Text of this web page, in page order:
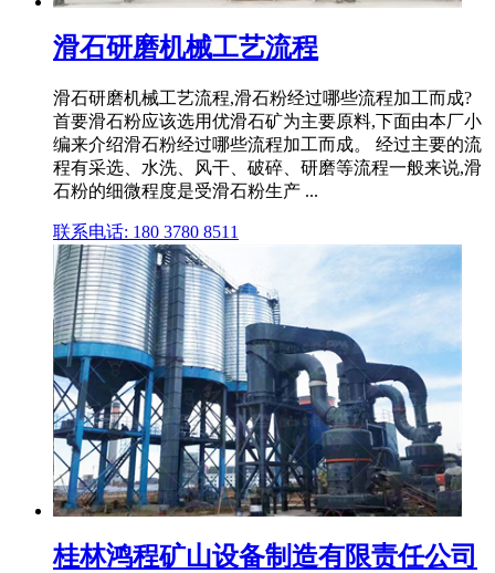
滑石研磨机械工艺流程
滑石研磨机械工艺流程,滑石粉经过哪些流程加工而成?
首要滑石粉应该选用优滑石矿为主要原料,下面由本厂小
编来介绍滑石粉经过哪些流程加工而成。 经过主要的流
程有采选、水洗、风干、破碎、研磨等流程一般来说,滑
石粉的细微程度是受滑石粉生产 ...
联系电话: 180 3780 8511
桂林鸿程矿山设备制造有限责任公司